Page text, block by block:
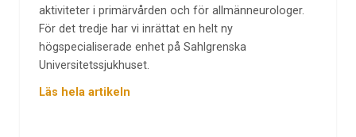
aktiviteter i primärvården och för allmänneurologer.
För det tredje har vi inrättat en helt ny
högspecialiserade enhet på Sahlgrenska
Universitetssjukhuset.
Läs hela artikeln